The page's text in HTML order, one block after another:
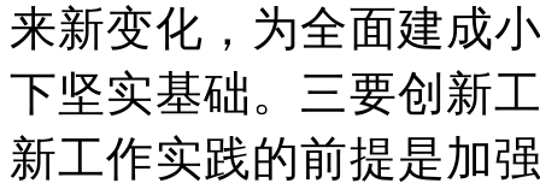
来新变化，为全面建成
下坚实基础。三要创新
新工作实践的前提是加